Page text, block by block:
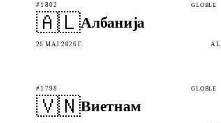
#1802 GLOBLE
🇦🇱Албанија
26 МАЈ 2026 Г. AL
#1798 GLOBLE
🇻🇳Виетнам